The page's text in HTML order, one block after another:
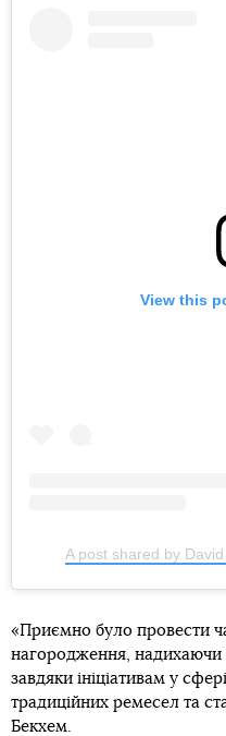
View this
A post shared by
«Приємно було провести
нагородження, надихаючи
завдяки ініціативам у
традиційних ремесел та
Бекхем.